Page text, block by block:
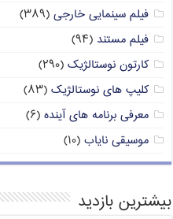
فیلم سینمایی خارجی (۳۸۹)
فیلم مستند (۹۴)
کارتون نوستالژیک (۲۹۰)
کلیپ های نوستالژیک (۸۳)
معرفی برنامه های آینده (۶)
موسیقی نایاب (۱۰)
بیشترین بازدید